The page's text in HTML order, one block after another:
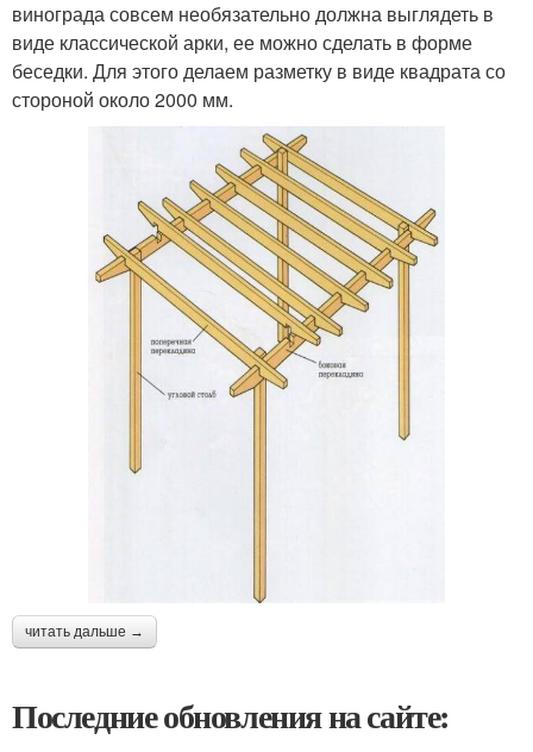
винограда совсем необязательно должна выглядеть в
виде классической арки, ее можно сделать в форме
беседки. Для этого делаем разметку в виде квадрата со
стороной около 2000 мм.
читать дальше →
Последние обновления на сайте: